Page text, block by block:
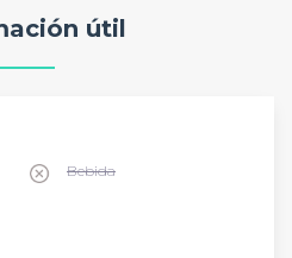
útil
Bebida